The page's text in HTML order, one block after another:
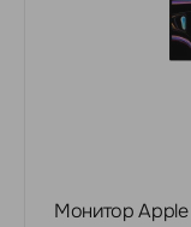
Монитор Apple